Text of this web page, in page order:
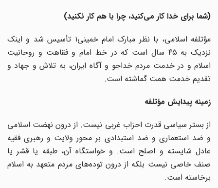
شما برای خدا کار می‌کنید، چرا با هم کار نکنید)
مؤتلفه اسلامی، با نظر مبارک امام خمینی۱ تأسیس شد و اینک
نزدیک به ۴۵ سال است که در خط امام و فقاهت و روحانیت
اسلام و در خدمت مردم خداجو و آگاه ایران، به تلاش و جهاد و
تقدیم خدمت همت گماشته است.
زمینه پیدایش مؤتلفه
از بستر سیاسی قدرت احزاب غربی نیست. از درون نهضت اسلامی
و ضد استعماری و ضد استبدادی بر محور ولایت و رهبری فقیه
عادل شایسته و اصلح است. و خواستگاه آن، طبقه یا قشر یا
صنف خاصی نیست بلکه از درون توده‌های مردم متعهد به اسلام
برخاسته است.